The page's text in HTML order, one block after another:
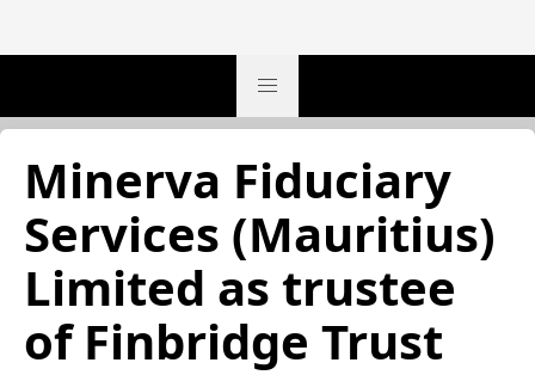
Minerva Fiduciary
Services (Mauritius)
Limited as trustee
of Finbridge Trust